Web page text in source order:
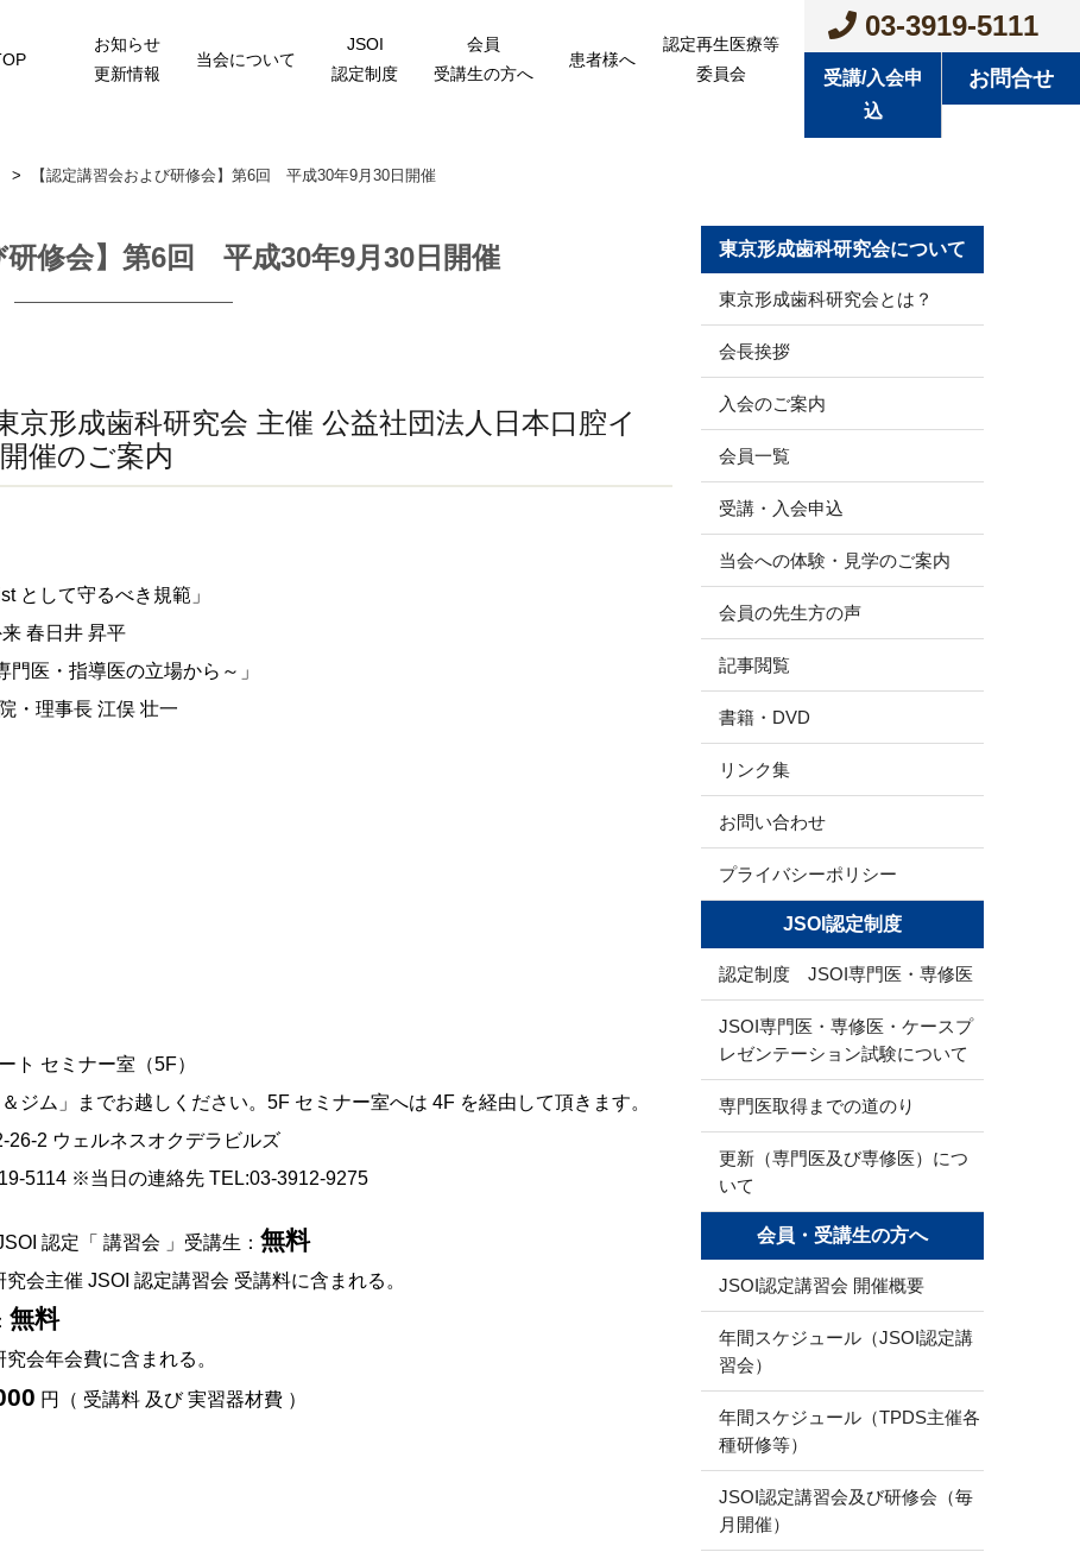
お知らせ
更新情報
当会について
JSOI
認定制度
会員
受講生の方へ
患者様へ
認定再生医療等
委員会
03-3919-5111
受講/入会申
込
お問合せ
> 【認定講習会および研修会】第6回 平成30年9月30日開催
研修会】第6回 平成30年9月30日開催
京形成歯科研究会 主催 公益社団法人日本口腔イ
催のご案内
として守るべき規範」
春日井 昇平
門医・指導医の立場から～」
・理事長 江俣 壮一
ト セミナー室（5F）
ジム」までお越しください。5F セミナー室へは 4F を経由して頂きます。
2 ウェルネスオクデラビルズ
5114 ※当日の連絡先 TEL:03-3912-9275
認定「 講習会 」受講生： 無料
会主催 JSOI 認定講習会 受講料に含まれる。
無料
会年会費に含まれる。
円（ 受講料 及び 実習器材費 ）
東京形成歯科研究会について
東京形成歯科研究会とは？
会長挨拶
入会のご案内
会員一覧
受講・入会申込
当会への体験・見学のご案内
会員の先生方の声
記事閲覧
書籍・DVD
リンク集
お問い合わせ
プライバシーポリシー
JSOI認定制度
認定制度 JSOI専門医・専修医
JSOI専門医・専修医・ケースプ
レゼンテーション試験について
専門医取得までの道のり
更新（専門医及び専修医）につ
いて
会員・受講生の方へ
JSOI認定講習会 開催概要
年間スケジュール（JSOI認定講
習会）
年間スケジュール（TPDS主催各
種研修等）
JSOI認定講習会及び研修会（毎
月開催）